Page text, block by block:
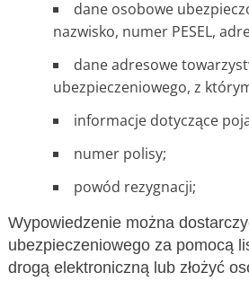
dane osobowe
nazwisko, numer PESEL,
dane adresowe
ubezpieczeniowego, z
informacje dotyczące
numer polisy;
powód rezygnacji;
Wypowiedzenie można
ubezpieczeniowego za pomocą
drogą elektroniczną lub złożyć